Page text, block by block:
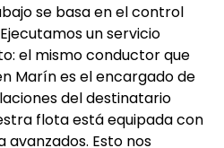
se basa en el control
un servicio
el mismo conductor que
Marín es el encargado de
del destinatario
flota está equipada con
Esto nos